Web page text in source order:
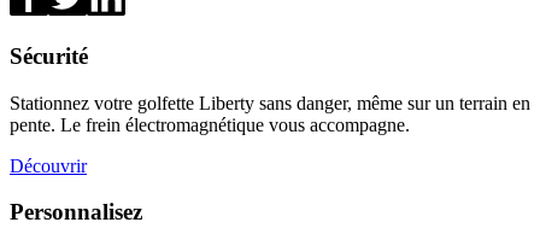
Sécurité
Stationnez votre golfette Liberty sans danger, même sur un terrain en
pente. Le frein électromagnétique vous accompagne.
Découvrir
Personnalisez